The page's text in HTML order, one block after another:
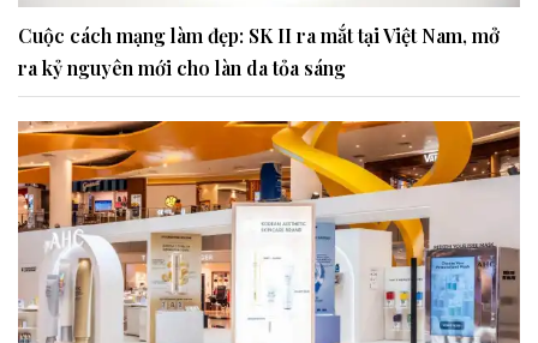
Cuộc cách mạng làm đẹp: SK II ra mắt tại Việt Nam, mở
ra kỷ nguyên mới cho làn da tỏa sáng